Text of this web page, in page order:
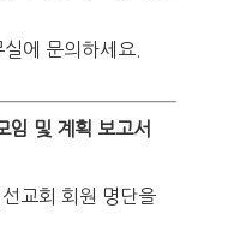
에 문의하세요.
및 계획 보고서
교회 회원 명단을